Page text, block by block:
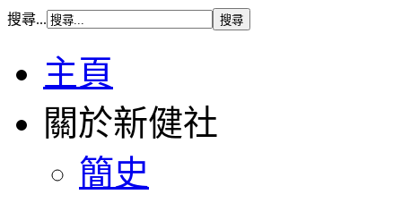
搜尋...
主頁
關於新健社
簡史